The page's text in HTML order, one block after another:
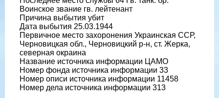
Воинское звание гв. лейтенант
Причина выбытия убит
Дата выбытия 25.03.1944
Первичное место захоронения Украинская ССР,
Черновицкая обл., Черновицкий р-н, ст. Жерка,
северная окраина
Название источника информации ЦАМО
Номер фонда источника информации 33
Номер описи источника информации 11458
Номер дела источника информации 313